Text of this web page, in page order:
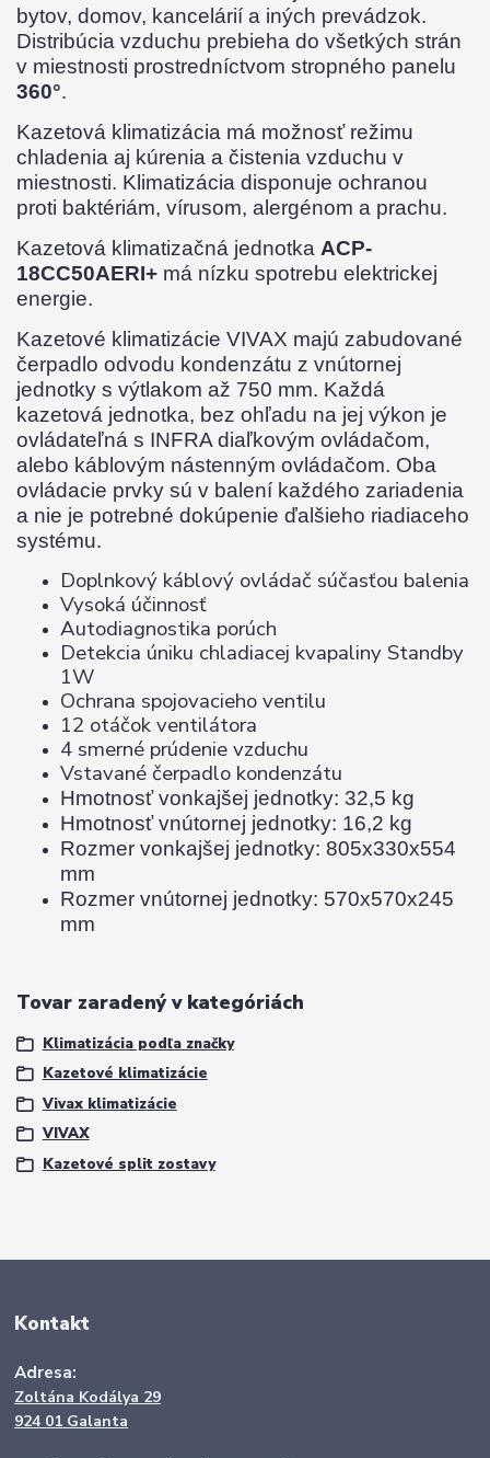
bytov, domov, kancelárií a iných prevádzok.
Distribúcia vzduchu prebieha do všetkých strán
v miestnosti prostredníctvom stropného panelu
360°.
Kazetová klimatizácia má možnosť režimu
chladenia aj kúrenia a čistenia vzduchu v
miestnosti. Klimatizácia disponuje ochranou
proti baktériám, vírusom, alergénom a prachu.
Kazetová klimatizačná jednotka ACP-
18CC50AERI+ má nízku spotrebu elektrickej
energie.
Kazetové klimatizácie VIVAX majú zabudované
čerpadlo odvodu kondenzátu z vnútornej
jednotky s výtlakom až 750 mm. Každá
kazetová jednotka, bez ohľadu na jej výkon je
ovládateľná s INFRA diaľkovým ovládačom,
alebo káblovým nástenným ovládačom. Oba
ovládacie prvky sú v balení každého zariadenia
a nie je potrebné dokúpenie ďalšieho riadiaceho
systému.
Doplnkový káblový ovládač súčasťou balenia
Vysoká účinnosť
Autodiagnostika porúch
Detekcia úniku chladiacej kvapaliny Standby
1W
Ochrana spojovacieho ventilu
12 otáčok ventilátora
4 smerné prúdenie vzduchu
Vstavané čerpadlo kondenzátu
Hmotnosť vonkajšej jednotky: 32,5 kg
Hmotnosť vnútornej jednotky: 16,2 kg
Rozmer vonkajšej jednotky: 805x330x554
mm
Rozmer vnútornej jednotky: 570x570x245
mm
Tovar zaradený v kategóriách
Klimatizácia podľa značky
Kazetové klimatizácie
Vivax klimatizácie
VIVAX
Kazetové split zostavy
Kontakt
Adresa:
Zoltána Kodálya 29
924 01 Galanta